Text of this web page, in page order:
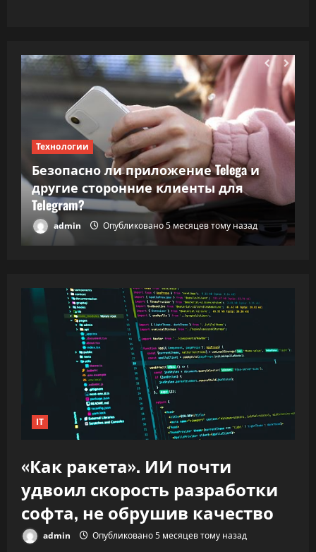
Технологии
Безопасно ли приложение Telega и
другие сторонние клиенты для
Telegram?
admin Опубликовано 5 месяцев тому назад
IT
«Как ракета». ИИ почти
удвоил скорость разработки
софта, не обрушив качество
admin Опубликовано 5 месяцев тому назад